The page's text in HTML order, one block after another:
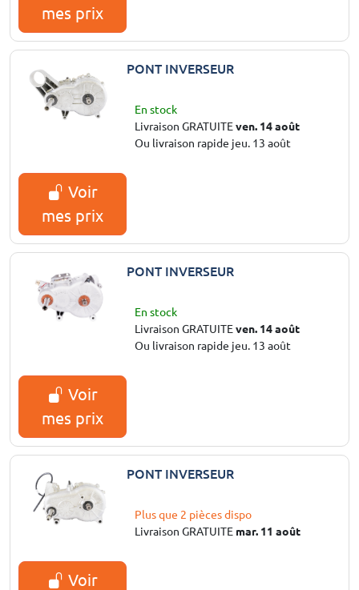
mes prix
PONT INVERSEUR
En stock
Livraison GRATUITEven. 14 août
Ou livraison rapide jeu. 13 août
Voir
mes prix
PONT INVERSEUR
En stock
Livraison GRATUITEven. 14 août
Ou livraison rapide jeu. 13 août
Voir
mes prix
PONT INVERSEUR
Plus que 2 pièces dispo
Livraison GRATUITE mar. 11 août
Voir